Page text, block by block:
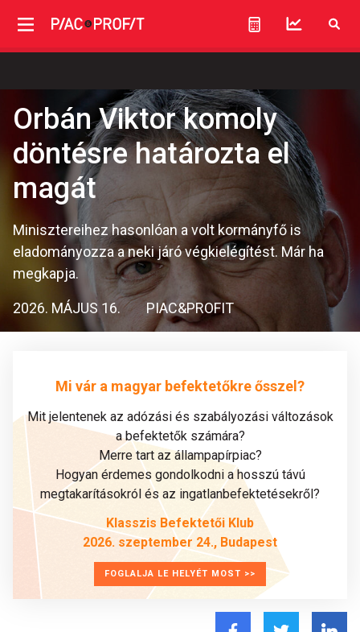
Orbán Viktor komoly
döntésre határozta el
magát
Minisztereihez hasonlóan a volt kormányfő is
eladományozza a neki járó végkielégítést. Már ha
megkapja.
2026. MÁJUS 16. PIAC&PROFIT
Mi vár a magyar befektetőkre ősszel?
Mit jelentenek az adózási és szabályozási változások
a befektetők számára?
Merre tart az állampapírpiac?
Hogyan érdemes gondolkodni a hosszú távú
megtakarításokról és az ingatlanbefektetésekről?
Klasszis Befektetői Klub
2026. szeptember 24., Budapest
FOGLALJA LE HELYÉT MOST >>